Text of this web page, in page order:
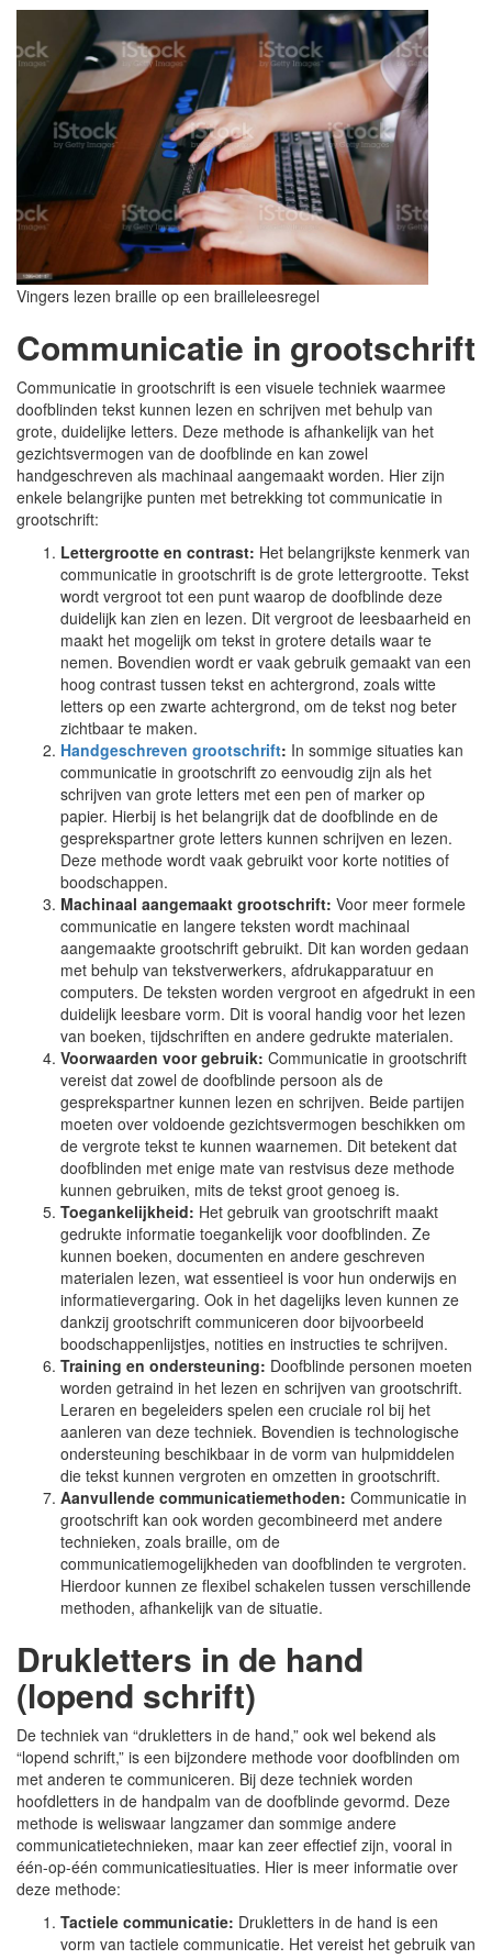
Vingers lezen braille op een brailleleesregel
Communicatie in grootschrift
Communicatie in grootschrift is een visuele techniek waarmee
doofblinden tekst kunnen lezen en schrijven met behulp van
grote, duidelijke letters. Deze methode is afhankelijk van het
gezichtsvermogen van de doofblinde en kan zowel
handgeschreven als machinaal aangemaakt worden. Hier zijn
enkele belangrijke punten met betrekking tot communicatie in
grootschrift:
Lettergrootte en contrast: Het belangrijkste kenmerk van
communicatie in grootschrift is de grote lettergrootte. Tekst
wordt vergroot tot een punt waarop de doofblinde deze
duidelijk kan zien en lezen. Dit vergroot de leesbaarheid en
maakt het mogelijk om tekst in grotere details waar te
nemen. Bovendien wordt er vaak gebruik gemaakt van een
hoog contrast tussen tekst en achtergrond, zoals witte
letters op een zwarte achtergrond, om de tekst nog beter
zichtbaar te maken.
Handgeschreven grootschrift: In sommige situaties kan
communicatie in grootschrift zo eenvoudig zijn als het
schrijven van grote letters met een pen of marker op
papier. Hierbij is het belangrijk dat de doofblinde en de
gesprekspartner grote letters kunnen schrijven en lezen.
Deze methode wordt vaak gebruikt voor korte notities of
boodschappen.
Machinaal aangemaakt grootschrift: Voor meer formele
communicatie en langere teksten wordt machinaal
aangemaakte grootschrift gebruikt. Dit kan worden gedaan
met behulp van tekstverwerkers, afdrukapparatuur en
computers. De teksten worden vergroot en afgedrukt in een
duidelijk leesbare vorm. Dit is vooral handig voor het lezen
van boeken, tijdschriften en andere gedrukte materialen.
Voorwaarden voor gebruik: Communicatie in grootschrift
vereist dat zowel de doofblinde persoon als de
gesprekspartner kunnen lezen en schrijven. Beide partijen
moeten over voldoende gezichtsvermogen beschikken om
de vergrote tekst te kunnen waarnemen. Dit betekent dat
doofblinden met enige mate van restvisus deze methode
kunnen gebruiken, mits de tekst groot genoeg is.
Toegankelijkheid: Het gebruik van grootschrift maakt
gedrukte informatie toegankelijk voor doofblinden. Ze
kunnen boeken, documenten en andere geschreven
materialen lezen, wat essentieel is voor hun onderwijs en
informatievergaring. Ook in het dagelijks leven kunnen ze
dankzij grootschrift communiceren door bijvoorbeeld
boodschappenlijstjes, notities en instructies te schrijven.
Training en ondersteuning: Doofblinde personen moeten
worden getraind in het lezen en schrijven van grootschrift.
Leraren en begeleiders spelen een cruciale rol bij het
aanleren van deze techniek. Bovendien is technologische
ondersteuning beschikbaar in de vorm van hulpmiddelen
die tekst kunnen vergroten en omzetten in grootschrift.
Aanvullende communicatiemethoden: Communicatie in
grootschrift kan ook worden gecombineerd met andere
technieken, zoals braille, om de
communicatiemogelijkheden van doofblinden te vergroten.
Hierdoor kunnen ze flexibel schakelen tussen verschillende
methoden, afhankelijk van de situatie.
Drukletters in de hand
(lopend schrift)
De techniek van “drukletters in de hand,” ook wel bekend als
“lopend schrift,” is een bijzondere methode voor doofblinden om
met anderen te communiceren. Bij deze techniek worden
hoofdletters in de handpalm van de doofblinde gevormd. Deze
methode is weliswaar langzamer dan sommige andere
communicatietechnieken, maar kan zeer effectief zijn, vooral in
één-op-één communicatiesituaties. Hier is meer informatie over
deze methode:
Tactiele communicatie: Drukletters in de hand is een
vorm van tactiele communicatie. Het vereist het gebruik van